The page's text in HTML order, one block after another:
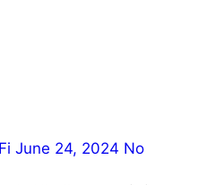
June 24, 2024 No